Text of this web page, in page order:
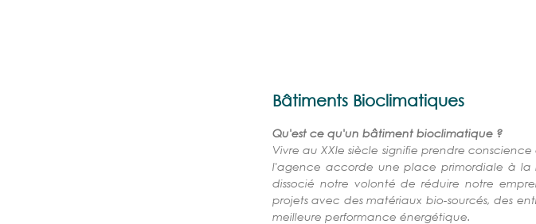
Bâtiments Bioclimatiques
Qu'est ce qu'un bâtiment bioclimatique ?
Vivre au XXIe siècle signifie prendre
l'agence accorde une place primordiale à
dissocié notre volonté de réduire notre
projets avec des matériaux bio-sourcés, des
meilleure performance énergétique.